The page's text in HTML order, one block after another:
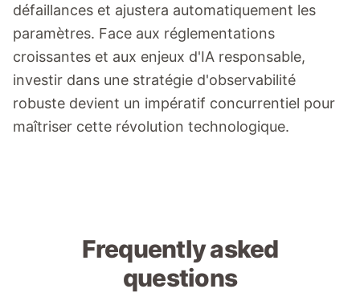
défaillances et ajustera automatiquement les
paramètres. Face aux réglementations
croissantes et aux enjeux d'IA responsable,
investir dans une stratégie d'observabilité
robuste devient un impératif concurrentiel pour
maîtriser cette révolution technologique.
Frequently asked
questions